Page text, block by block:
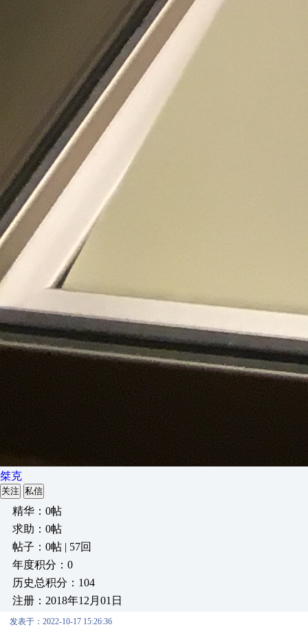
桀克
关注 私信
精华：0帖
求助：0帖
帖子：0帖 | 57回
年度积分：0
历史总积分：104
注册：2018年12月01日
发表于：2022-10-17 15:26:36